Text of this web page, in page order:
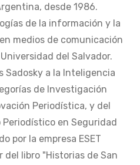
desde 1986.
de la información y la
medios de comunicación
del Salvador.
Sadosky a la Inteligencia
de Investigación
Periodística, y del
Periodístico en Seguridad
por la empresa ESET
del libro "Historias de San